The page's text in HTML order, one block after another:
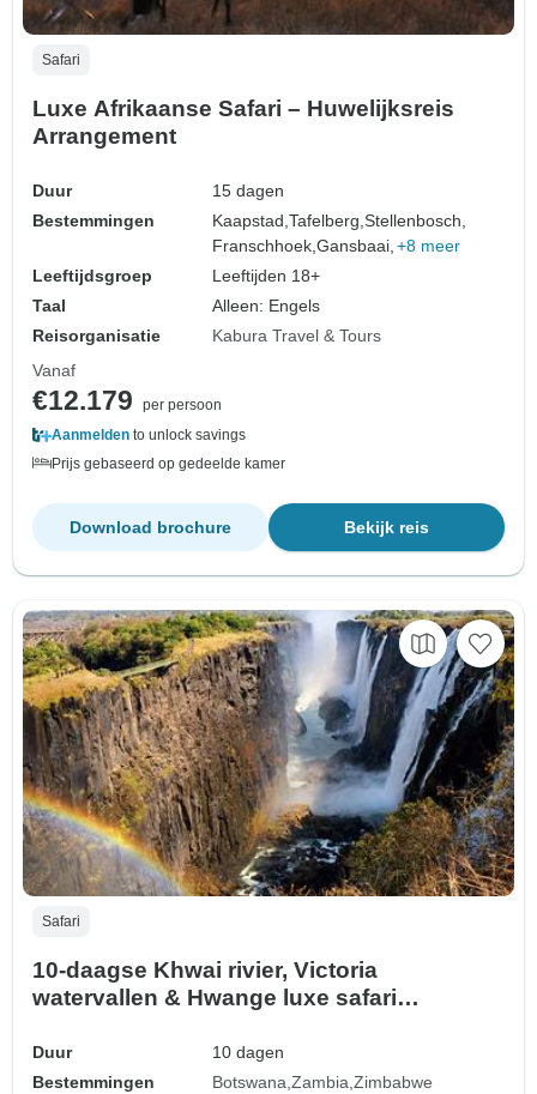
Safari
Luxe Afrikaanse Safari – Huwelijksreis
Arrangement
Duur
15 dagen
Bestemmingen
Kaapstad,Tafelberg,Stellenbosch,
Franschhoek,Gansbaai, +8 meer
Leeftijdsgroep
Leeftijden 18+
Taal
Alleen: Engels
Reisorganisatie
Kabura Travel & Tours
Vanaf
€12.179
per persoon
Aanmelden to unlock savings
Prijs gebaseerd op gedeelde kamer
Bekijk reis
Download brochure
Safari
10-daagse Khwai rivier, Victoria
watervallen & Hwange luxe safari
Duur
10 dagen
Bestemmingen
Botswana Zambia Zimbabwe